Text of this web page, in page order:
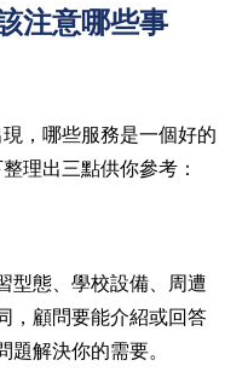
注意哪些事
，哪些服務是一個好的
理出三點供你參考：
型態、學校設備、周遭
，顧問要能介紹或回答
解決你的需要。